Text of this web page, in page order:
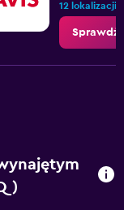
12 lokalizacji
Sprawdź